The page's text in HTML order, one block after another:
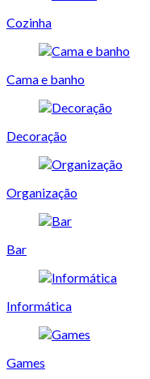
Cozinha
Cama e banho
Decoração
Organização
Bar
Informática
Games